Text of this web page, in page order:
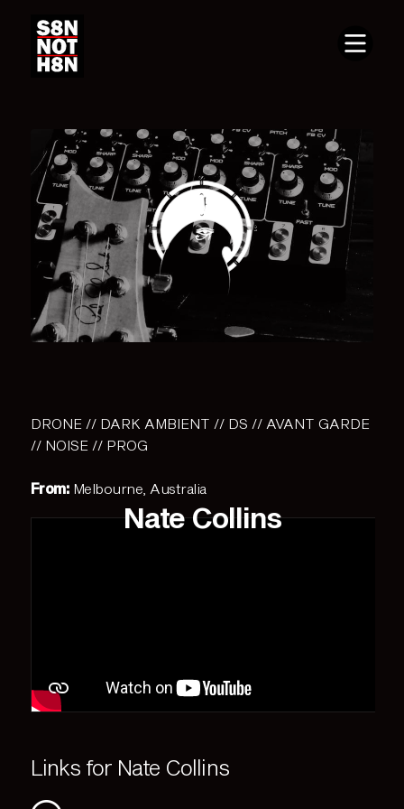
Nate Collins
DRONE // DARK AMBIENT // DS // AVANT GARDE
// NOISE // PROG
From: Melbourne, Australia
Links for Nate Collins